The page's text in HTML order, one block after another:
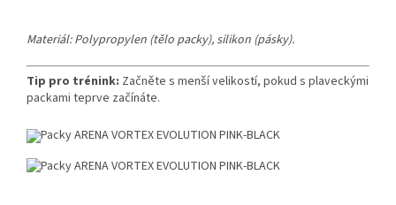
Materiál: Polypropylen (tělo packy), silikon (pásky).
Tip pro trénink: Začněte s menší velikostí, pokud s plaveckými
packami teprve začínáte.
Powered by chaterimo